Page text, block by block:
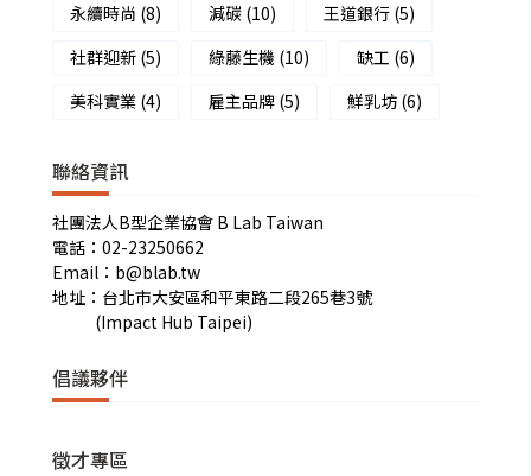
永續時尚 (8) 減碳 (10) 王道銀行 (5)
社群迎新 (5) 綠藤生機 (10) 缺工 (6)
美科實業 (4) 雇主品牌 (5) 鮮乳坊 (6)
聯絡資訊
社團法人B型企業協會 B Lab Taiwan
電話：02-23250662
Email：b@blab.tw
地址：台北市大安區和平東路二段265巷3號
(Impact Hub Taipei)
倡議夥伴
徵才專區